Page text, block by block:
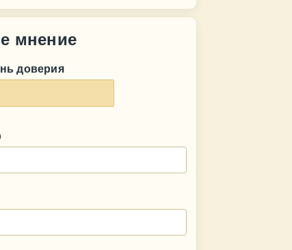
мнение
доверия